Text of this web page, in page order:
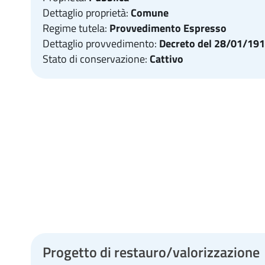
Dettaglio proprietà:Comune
Regime tutela: Provvedimento Espresso
Dettaglio provvedimento: Decreto del 28/01/
Stato di conservazione:Cattivo
Progetto di restauro/valorizzazione